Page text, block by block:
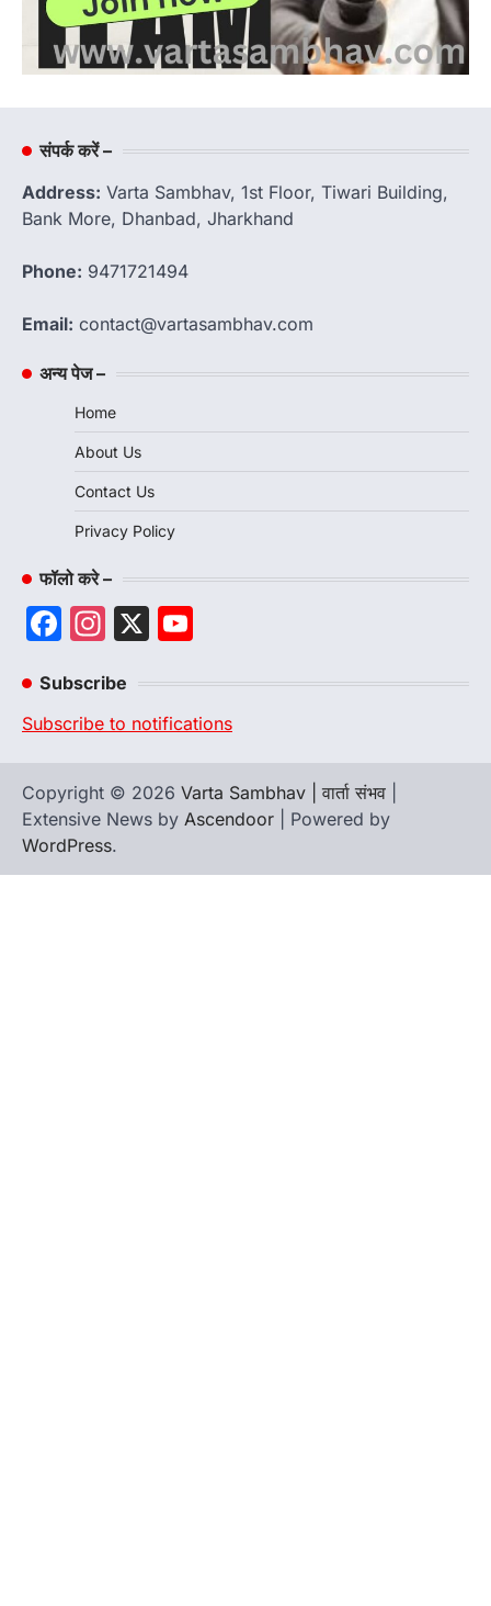
संपर्क करें –
Address: Varta Sambhav, 1st Floor, Tiwari Building,
Bank More, Dhanbad, Jharkhand
Phone: 9471721494
Email: contact@vartasambhav.com
अन्य पेज –
Home
About Us
Contact Us
Privacy Policy
फॉलो करे –
Facebook
Instagram
X
Subscribe
Subscribe to notifications
Copyright © 2026 Varta Sambhav | वार्ता संभव
Extensive News by Ascendoor | Powered by
WordPress.